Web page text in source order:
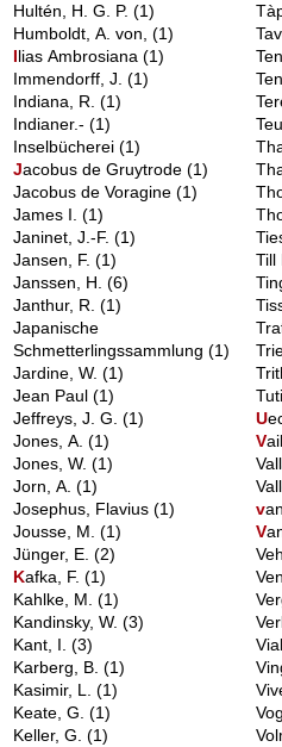
Hultén, H. G. P.(1)
Humboldt, A. von,(1)
Ilias Ambrosiana(1)
Immendorff, J.(1)
Indiana, R.(1)
Indianer.-(1)
Inselbücherei(1)
Jacobus de Gruytrode(1)
Jacobus de Voragine(1)
James I.(1)
Janinet, J.-F.(1)
Jansen, F.(1)
Janssen, H.(6)
Janthur, R.(1)
Japanische
Schmetterlingssammlung(1)
Jardine, W.(1)
Jean Paul(1)
Jeffreys, J. G.(1)
Jones, A.(1)
Jones, W.(1)
Jorn, A.(1)
Josephus, Flavius(1)
Jousse, M.(1)
Jünger, E.(2)
Kafka, F.(1)
Kahlke, M.(1)
Kandinsky, W.(3)
Kant, I.(3)
Karberg, B.(1)
Kasimir, L.(1)
Keate, G.(1)
Keller, G.(1)
Till
U
V
v
V